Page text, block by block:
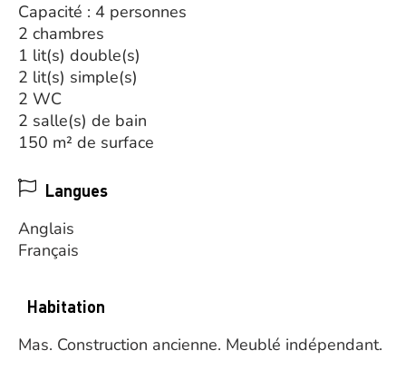
Capacité : 4 personnes
2 chambres
1 lit(s) double(s)
2 lit(s) simple(s)
2 WC
2 salle(s) de bain
150 m² de surface
Langues
Anglais
Français
Habitation
Mas. Construction ancienne. Meublé indépendant.